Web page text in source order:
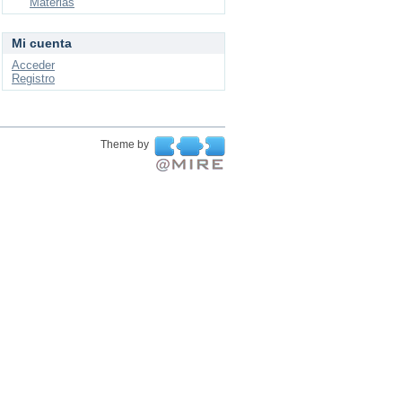
Mi cuenta
Acceder
Registro
Theme by